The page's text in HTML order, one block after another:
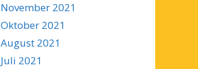
November 2021
Oktober 2021
August 2021
Juli 2021